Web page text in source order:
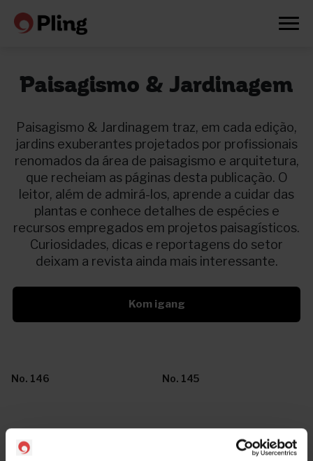
Prøv en måned gratis
Paisagismo & Jardinagem
Paisagismo & Jardinagem traz, em cada edição,
jardins exuberantes projetados por profissionais
renomados da área de paisagismo e arquitetura,
que recheiam as páginas desta publicação. O
leitor, além de admirá-los, aprende a cuidar das
plantas e conhece detalhes de espécies e
recursos empregados em projetos paisagísticos.
Curiosidades, dicas e reportagens do setor
deixam a revista ainda mais interessante.
Kom igang
No. 146 No. 145
No. 144 No. 143